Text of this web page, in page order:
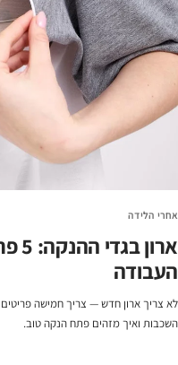
אחרי הלידה
העבודה
לא צריך ארון חדש — צריך חמישה פריטים
השכבות ואיך מזהים פתח הנקה טוב.